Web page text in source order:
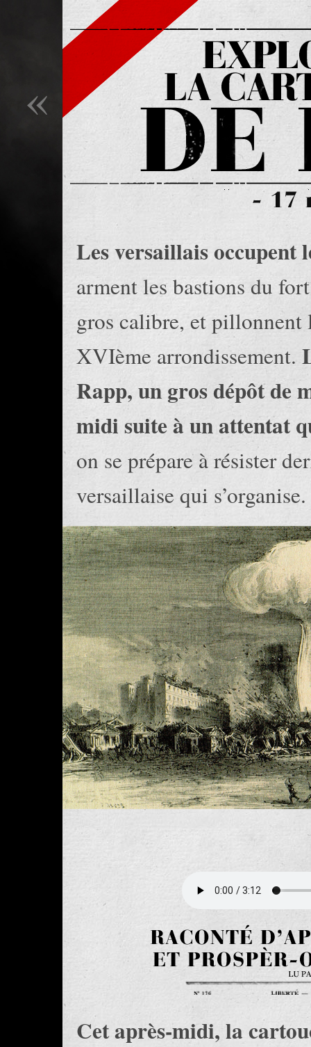
«
Les versaillais occupent
arment les bastions du
gros calibre, et
XVIème arrondissement.
Rapp, un gros dépôt de
midi suite à un attentat
on se prépare à résister
versaillaise qui s’organise.
Cet après-midi, la